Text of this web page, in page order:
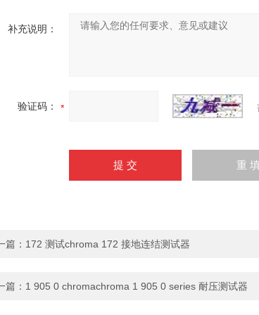
补充说明：
验证码：
篇： 172 测试chroma 172 接地连结测试器
篇： 1 905 0 chromachroma 1 905 0 series 耐压测试器